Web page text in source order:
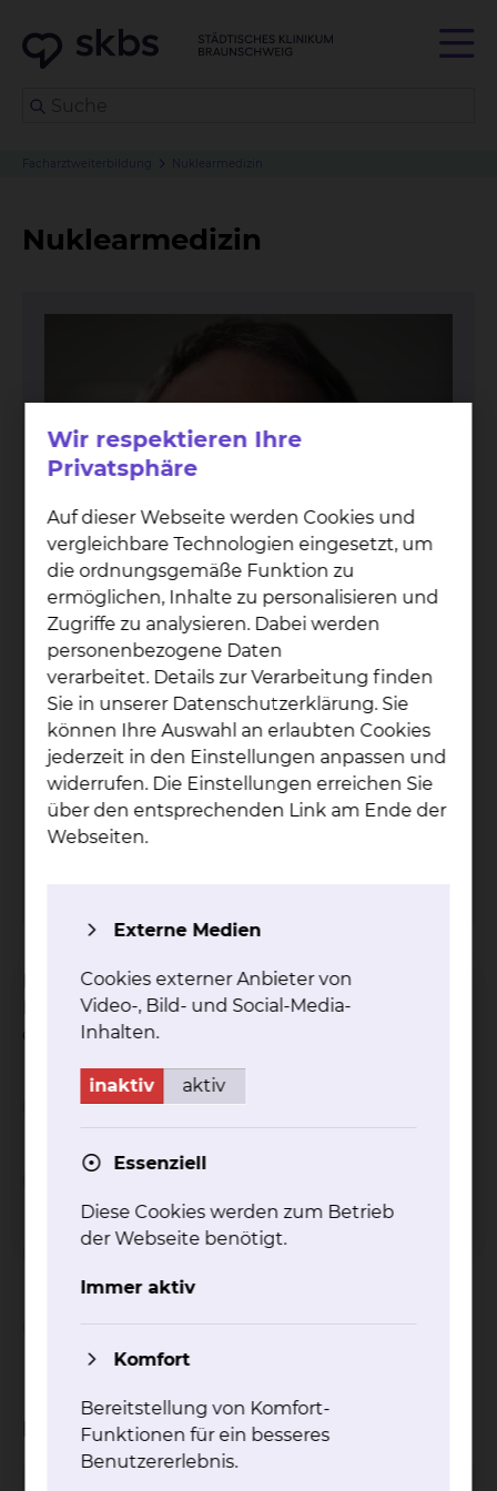
Facharztweiterbildung Nuklearmedizin
Nuklearmedizin
Dr. Ste­fan Meins
Fichtengrund 1, 38126 Braunschweig
Das Klinikum Braunschweig ist ermächtigt, die
Facharztweiterbildung Nuklearmedizin
durchzuführen.
Weiterbildungsziel
Weiterbildungszeit
Weiterbildungsinhalt
Definierte Untersuchungs- und
Behandlungsverfahren
Kliniken
Wir respektieren Ihre
Privatsphäre
Auf dieser Webseite werden Cookies und
vergleichbare Technologien eingesetzt, um
die ordnungsgemäße Funktion zu
ermöglichen, Inhalte zu personalisieren und
Zugriffe zu analysieren. Dabei werden
personenbezogene Daten
verarbeitet. Details zur Verarbeitung finden
Sie in unserer Datenschutzerklärung. Sie
können Ihre Auswahl an erlaubten Cookies
jederzeit in den Einstellungen anpassen und
widerrufen. Die Einstellungen erreichen Sie
über den entsprechenden Link am Ende der
Webseiten.
Externe Medien
Cookies externer Anbieter von
Video-, Bild- und Social-Media-
Inhalten.
inaktiv aktiv
Essenziell
Diese Cookies werden zum Betrieb
der Webseite benötigt.
Immer aktiv
Komfort
Bereitstellung von Komfort-
Funktionen für ein besseres
Benutzererlebnis.